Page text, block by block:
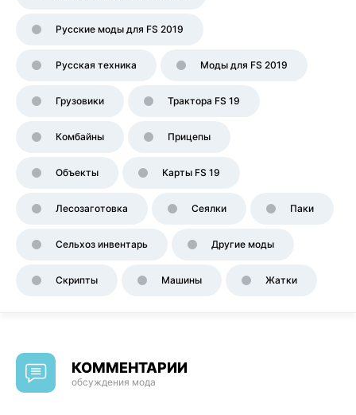
Русские моды для FS 2019
Русская техника Моды для FS 2019
Грузовики Трактора FS 19
Комбайны Прицепы
Объекты Карты FS 19
Лесозаготовка Сеялки Паки
Сельхоз инвентарь Другие моды
Скрипты Машины Жатки
КОММЕНТАРИИ
обсуждения мода